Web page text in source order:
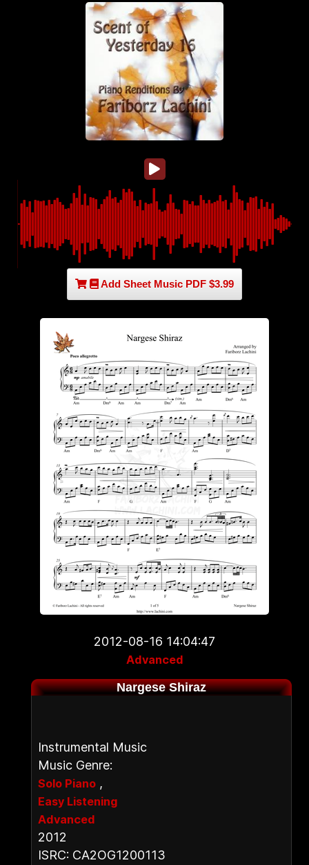
Add Sheet Music PDF $3.99
2012-08-16 14:04:47
Advanced
Nargese Shiraz
Instrumental Music
Music Genre:
Solo Piano ,
Easy Listening
Advanced
2012
ISRC: CA2OG1200113